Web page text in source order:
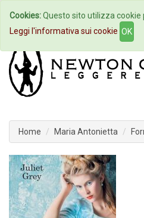
Home Autori
Home Maria Antonietta
Cookies:Questo sito utilizza cookie
Leggi l'informativa sui cookie OK